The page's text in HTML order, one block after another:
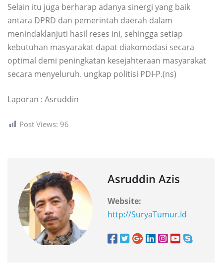
Selain itu juga berharap adanya sinergi yang baik
antara DPRD dan pemerintah daerah dalam
menindaklanjuti hasil reses ini, sehingga setiap
kebutuhan masyarakat dapat diakomodasi secara
optimal demi peningkatan kesejahteraan masyarakat
secara menyeluruh. ungkap politisi PDI-P.(ns)
Laporan : Asruddin
Post Views: 96
Asruddin Azis
Website:
http://SuryaTumur.Id